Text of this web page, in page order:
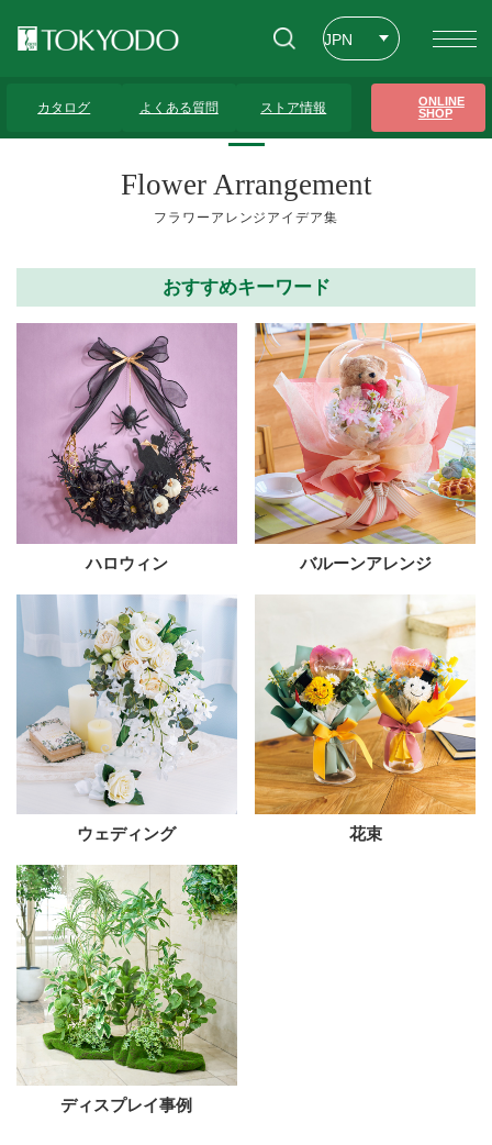
JPN
カタログ よくある質問 ストア情報
ONLINE
SHOP
レッスン（デモ・講習） >
15ペー
Flower Arrangement
フラワーアレンジアイデア集
おすすめキーワード
ハロウィン バルーンアレンジ
ウェディング 花束
ディスプレイ事例